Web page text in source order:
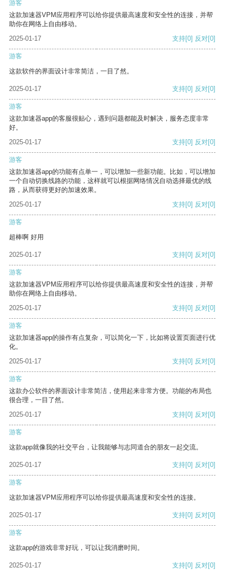
游客
这款加速器VPM应用程序可以给你提供最高速度和安全性的连接，并帮
助你在网络上自由移动。
2025-01-17
支持[0] 反对[0]
游客
这款软件的界面设计非常简洁，一目了然。
2025-01-17 支持[0] 反对[0]
游客
这款加速器app的客服很贴心，遇到问题都能及时解决，服务态度非常
好。
2025-01-17
支持[0] 反对[0]
游客
这款加速器app的功能有点单一，可以增加一些新功能。比如，可以增加
一个自动切换线路的功能，这样就可以根据网络情况自动选择最优的线
路，从而获得更好的加速效果。
2025-01-17
支持[0] 反对[0]
游客
超棒啊 好用
2025-01-17 支持[0] 反对[0]
游客
这款加速器VPM应用程序可以给你提供最高速度和安全性的连接，并帮
助你在网络上自由移动。
2025-01-17
支持[0] 反对[0]
游客
这款加速器app的操作有点复杂，可以简化一下，比如将设置页面进行优
化。
2025-01-17
支持[0] 反对[0]
游客
这款办公软件的界面设计非常简洁，使用起来非常方便。功能的布局也
很合理，一目了然。
2025-01-17
支持[0] 反对[0]
游客
这款app就像我的社交平台，让我能够与志同道合的朋友一起交流。
2025-01-17 支持[0] 反对[0]
游客
这款加速器VPM应用程序可以给你提供最高速度和安全性的连接。
2025-01-17 支持[0] 反对[0]
游客
这款app的游戏非常好玩，可以让我消磨时间。
2025-01-17 支持[0] 反对[0]